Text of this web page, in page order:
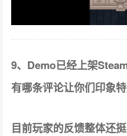
9、Demo已经上架
有哪条评论让你们印象特
目前玩家的反馈整体还